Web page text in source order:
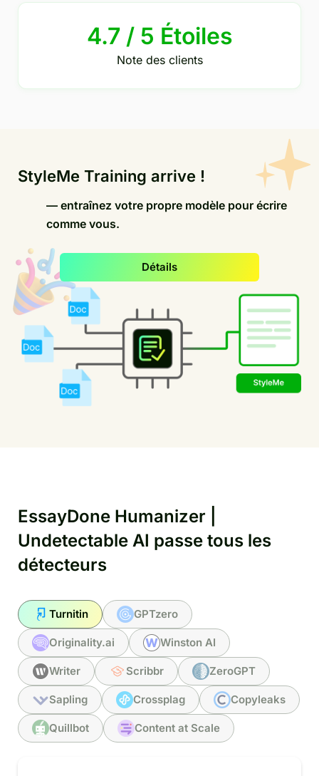
4.7 / 5 Étoiles
Note des clients
StyleMe Training arrive !
— entraînez votre propre modèle pour écrire
comme vous.
Détails
EssayDone Humanizer |
Undetectable AI passe tous les
détecteurs
Turnitin GPTzero
Originality.ai Winston AI
Writer Scribbr ZeroGPT
Sapling Crossplag Copyleaks
Quillbot Content at Scale